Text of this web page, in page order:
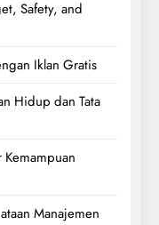
Safety, and
Iklan Gratis
Hidup dan Tata
Manajemen